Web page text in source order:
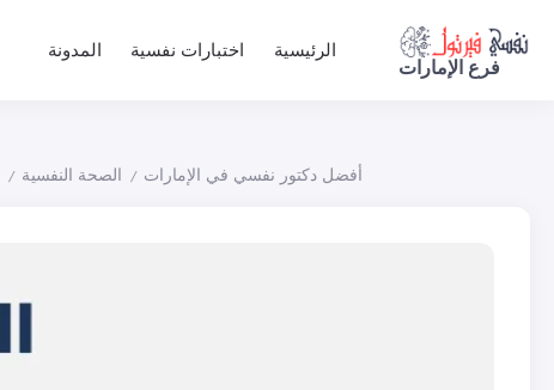
فرع الإمارات
الرئيسية اختبارات نفسية المدونة
أفضل دكتور نفسي في الإمارات / الصحة النفسية /